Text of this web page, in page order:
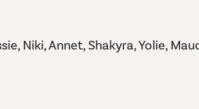
Niki, Annet, Shakyra, Yolie,